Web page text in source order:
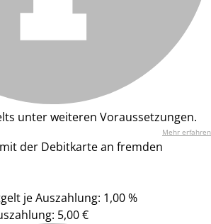
unter weiteren Voraussetzungen.
Mehr erfahren
der Debitkarte an fremden
je Auszahlung: 1,00 %
5,00 €